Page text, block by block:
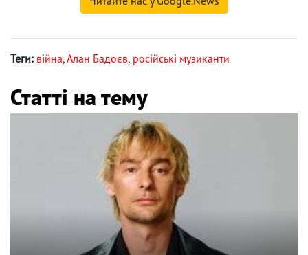
Теги: війна,Алан Бадоєв, російські музиканти
Статті на тему